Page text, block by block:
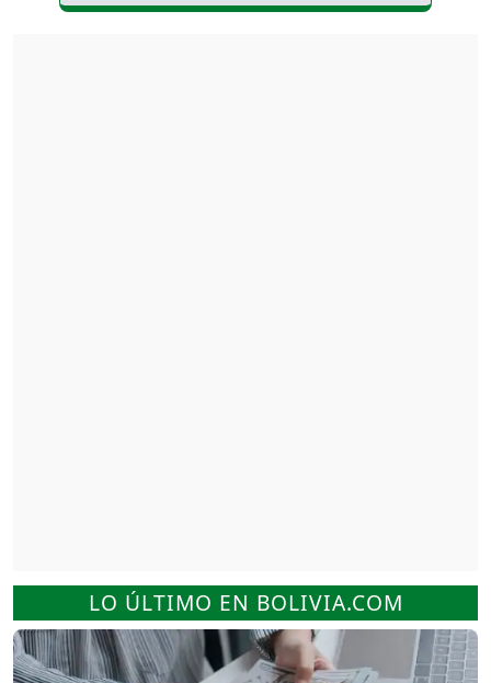
LO ÚLTIMO EN BOLIVIA.COM